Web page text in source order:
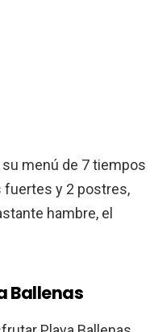
menú de 7 tiempos
fuertes y 2 postres,
hambre, el
Ballenas